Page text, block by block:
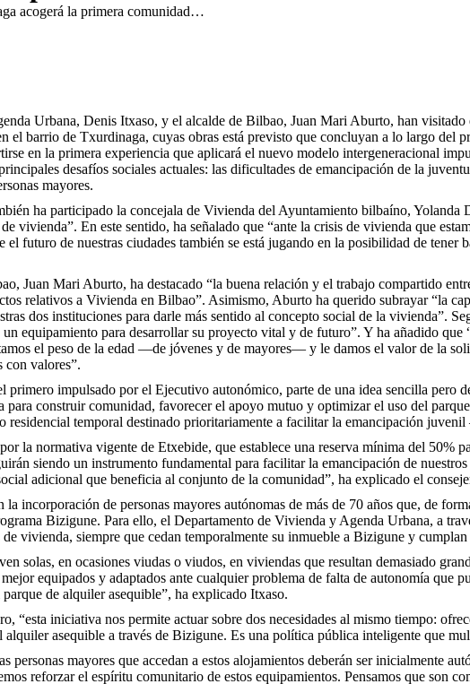
acogerá la primera comunidad…
Urbana, Denis Itxaso, y el alcalde de Bilbao, Juan Mari Aburto, han
el barrio de Txurdinaga, cuyas obras está previsto que concluyan a lo largo del
en la primera experiencia que aplicará el nuevo modelo intergeneracional
desafíos sociales actuales: las dificultades de emancipación de la
mayores.
ha participado la concejala de Vivienda del Ayuntamiento bilbaíno, Yolanda
vivienda”. En este sentido, ha señalado que “ante la crisis de vivienda que
el futuro de nuestras ciudades también se está jugando en la posibilidad de
Juan Mari Aburto, ha destacado “la buena relación y el trabajo compartido
relativos a Vivienda en Bilbao”. Asimismo, Aburto ha querido subrayar “la
dos instituciones para darle más sentido al concepto social de la vivienda”.
un equipamiento para desarrollar su proyecto vital y de futuro”. Y ha añadido
el peso de la edad —de jóvenes y de mayores— y le damos el valor de la
con valores”.
primero impulsado por el Ejecutivo autonómico, parte de una idea sencilla pero
para construir comunidad, favorecer el apoyo mutuo y optimizar el uso del
residencial temporal destinado prioritariamente a facilitar la emancipación
la normativa vigente de Etxebide, que establece una reserva mínima del 50%
siendo un instrumento fundamental para facilitar la emancipación de
adicional que beneficia al conjunto de la comunidad”, ha explicado el
incorporación de personas mayores autónomas de más de 70 años que, de
Bizigune. Para ello, el Departamento de Vivienda y Agenda Urbana, a
vivienda, siempre que cedan temporalmente su inmueble a Bizigune y
solas, en ocasiones viudas o viudos, en viviendas que resultan demasiado
equipados y adaptados ante cualquier problema de falta de autonomía
de alquiler asequible”, ha explicado Itxaso.
“esta iniciativa nos permite actuar sobre dos necesidades al mismo tiempo:
asequible a través de Bizigune. Es una política pública inteligente que
personas mayores que accedan a estos alojamientos deberán ser inicialmente
reforzar el espíritu comunitario de estos equipamientos. Pensamos que son